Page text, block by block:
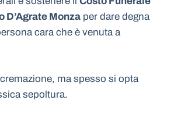
D’Agrate Monza per dare degna
cara che è venuta a
ma spesso si opta
sepoltura.